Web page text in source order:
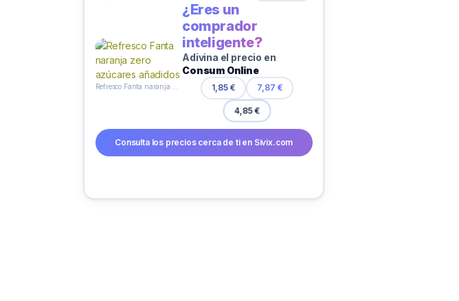
¿Eres un
comprador
inteligente?
Adivina el precio en
Consum Online
1,85 € 7,87 €
4,85 €
Consulta los precios cerca de ti en Sivix.com